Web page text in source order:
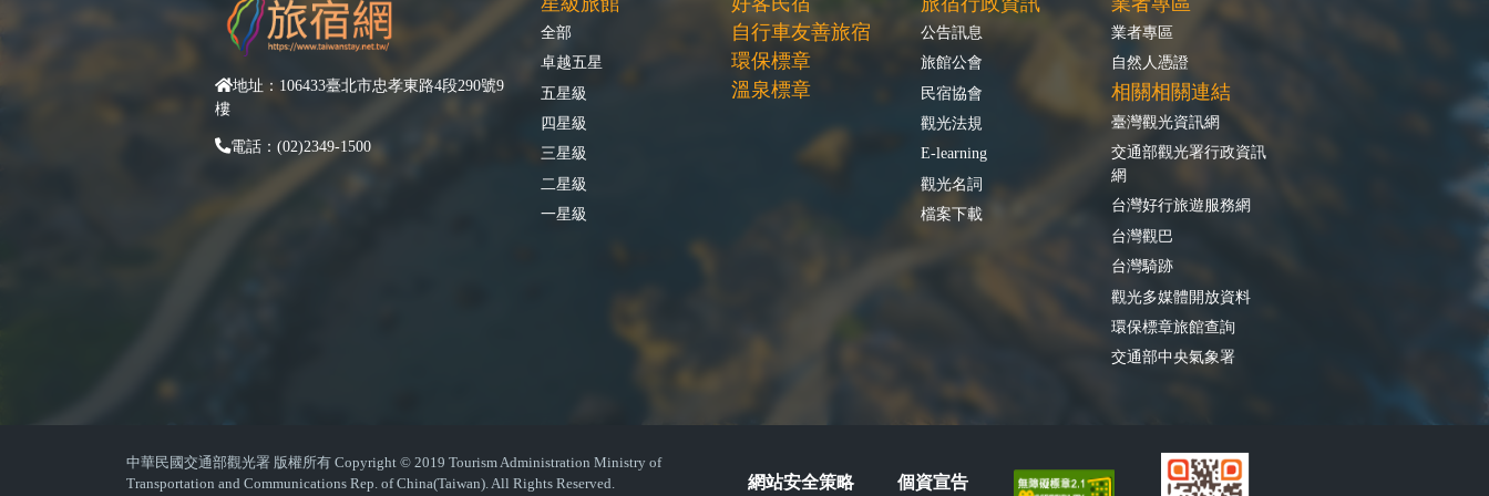
地址：106433臺北市忠孝東路4段290號9
樓
電話：(02)2349-1500
全部
卓越五星
五星級
四星級
三星級
二星級
一星級
自行車友善旅宿
環保標章
溫泉標章
公告訊息
旅館公會
民宿協會
觀光法規
E-learning
觀光名詞
檔案下載
業者專區
自然人憑證
相關相關連結
臺灣觀光資訊網
交通部觀光署行政資訊
網
台灣好行旅遊服務網
台灣觀巴
台灣騎跡
觀光多媒體開放資料
環保標章旅館查詢
交通部中央氣象署
中華民國交通部觀光署 版權所有 Copyright © 2019 Tourism Administration Ministry of
Transportation and Communications Rep. of China(Taiwan). All Rights Reserved.
網站安全策略 個資宣告